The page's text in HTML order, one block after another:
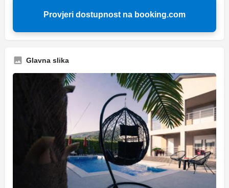
Provjeri dostupnost na booking.com
Glavna slika